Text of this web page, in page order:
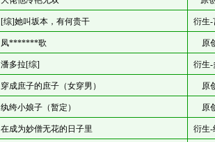
[综]她叫坂本，有何贵干 衍生-
凤*******歌 原
潘多拉[综] 衍生-
穿成庶子的庶子（女穿男） 原
纨绔小娘子（暂定） 原
在成为妙僧无花的日子里 衍生-